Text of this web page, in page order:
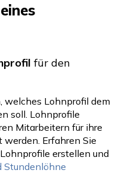
für den
welches Lohnprofil dem
soll. Lohnprofile
Mitarbeitern für ihre
Erfahren Sie
erstellen und
Stundenlöhne